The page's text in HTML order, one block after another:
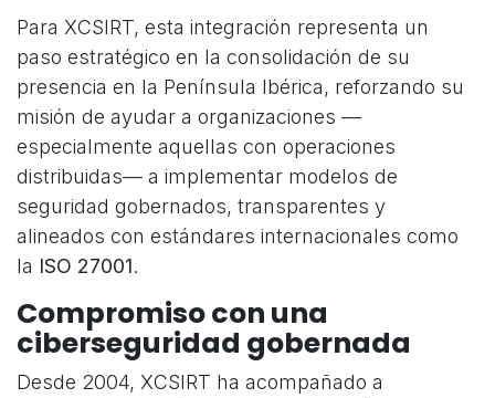
Para XCSIRT, esta integración representa un
paso estratégico en la consolidación de su
presencia en la Península Ibérica, reforzando su
misión de ayudar a organizaciones —
especialmente aquellas con operaciones
distribuidas— a implementar modelos de
seguridad gobernados, transparentes y
alineados con estándares internacionales como
la ISO 27001.
Compromiso con una
ciberseguridad gobernada
Desde 2004, XCSIRT ha acompañado a